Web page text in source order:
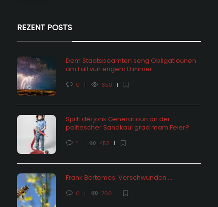
REZENT POSTS
Dem Staatsbeamten seng Obligatiounen
am Fall vun engem Dimmer
0 650
Spillt déi jonk Generatioun an der
politescher Sandkaul grad mam Feier?
1 452
Frank Bertemes: Verschwunden….
0 760